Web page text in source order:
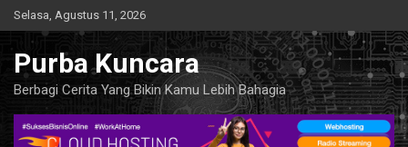
Skip
to
content
Selasa, Agustus 11, 2026
Purba Kuncara
Berbagi Cerita Yang Bikin Kamu Lebih Bahagia